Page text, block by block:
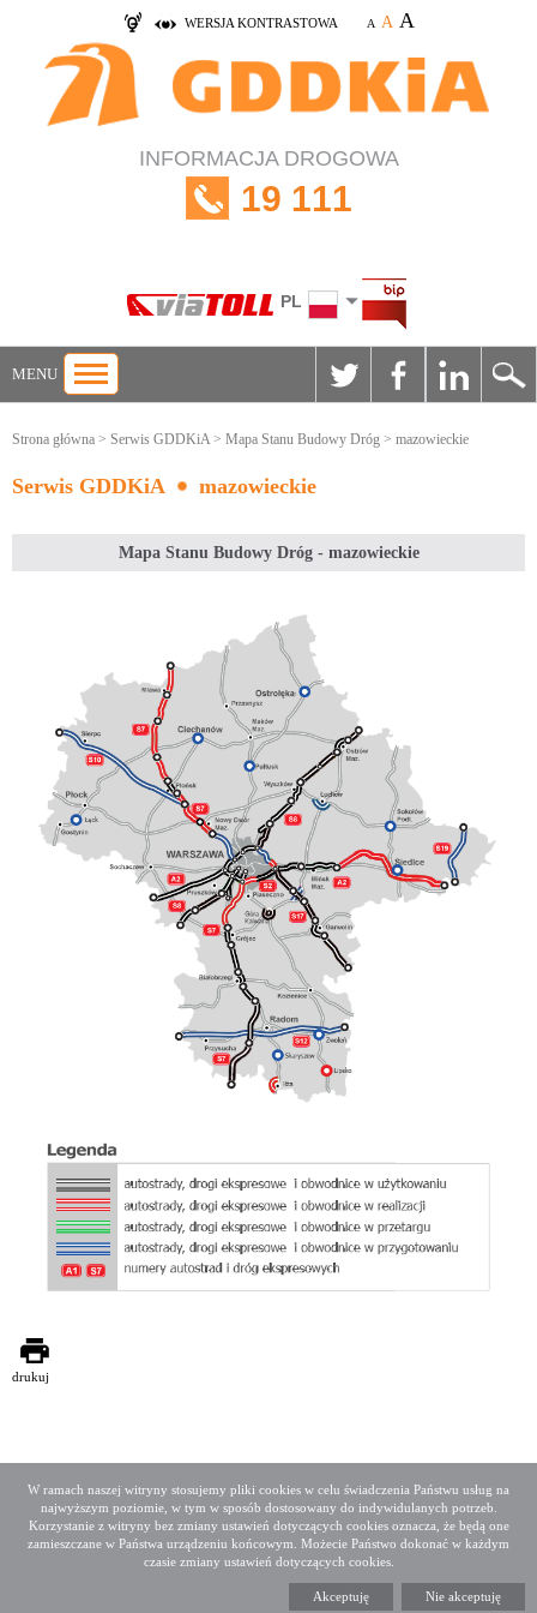
W ramach naszej witryny stosujemy pliki cookies w celu świadczenia Państwu usług na
najwyższym poziomie, w tym w sposób dostosowany do indywidulanych potrzeb.
Korzystanie z witryny bez zmiany ustawień dotyczących cookies oznacza, że będą one
zamieszczane w Państwa urządzeniu końcowym. Możecie Państwo dokonać w każdym
czasie zmiany ustawień dotyczących cookies.
Akceptuję Nie akceptuję
WERSJA KONTRASTOWA A A A
INFORMACJA DROGOWA
19 111
PL
MENU
Strona główna > Serwis GDDKiA> Mapa Stanu Budowy Dróg > mazowieckie
Serwis GDDKiA mazowieckie
Mapa Stanu Budowy Dróg - mazowieckie
drukuj
Deklaracja dostępności
Mapa serwisu
Media społecznościowe
Twitter Facebook Linkedin
Copyright 2015 GDDKiA
ul. Wronia 53, 00-874 Warszawa, Tel +48 22 375 88 88